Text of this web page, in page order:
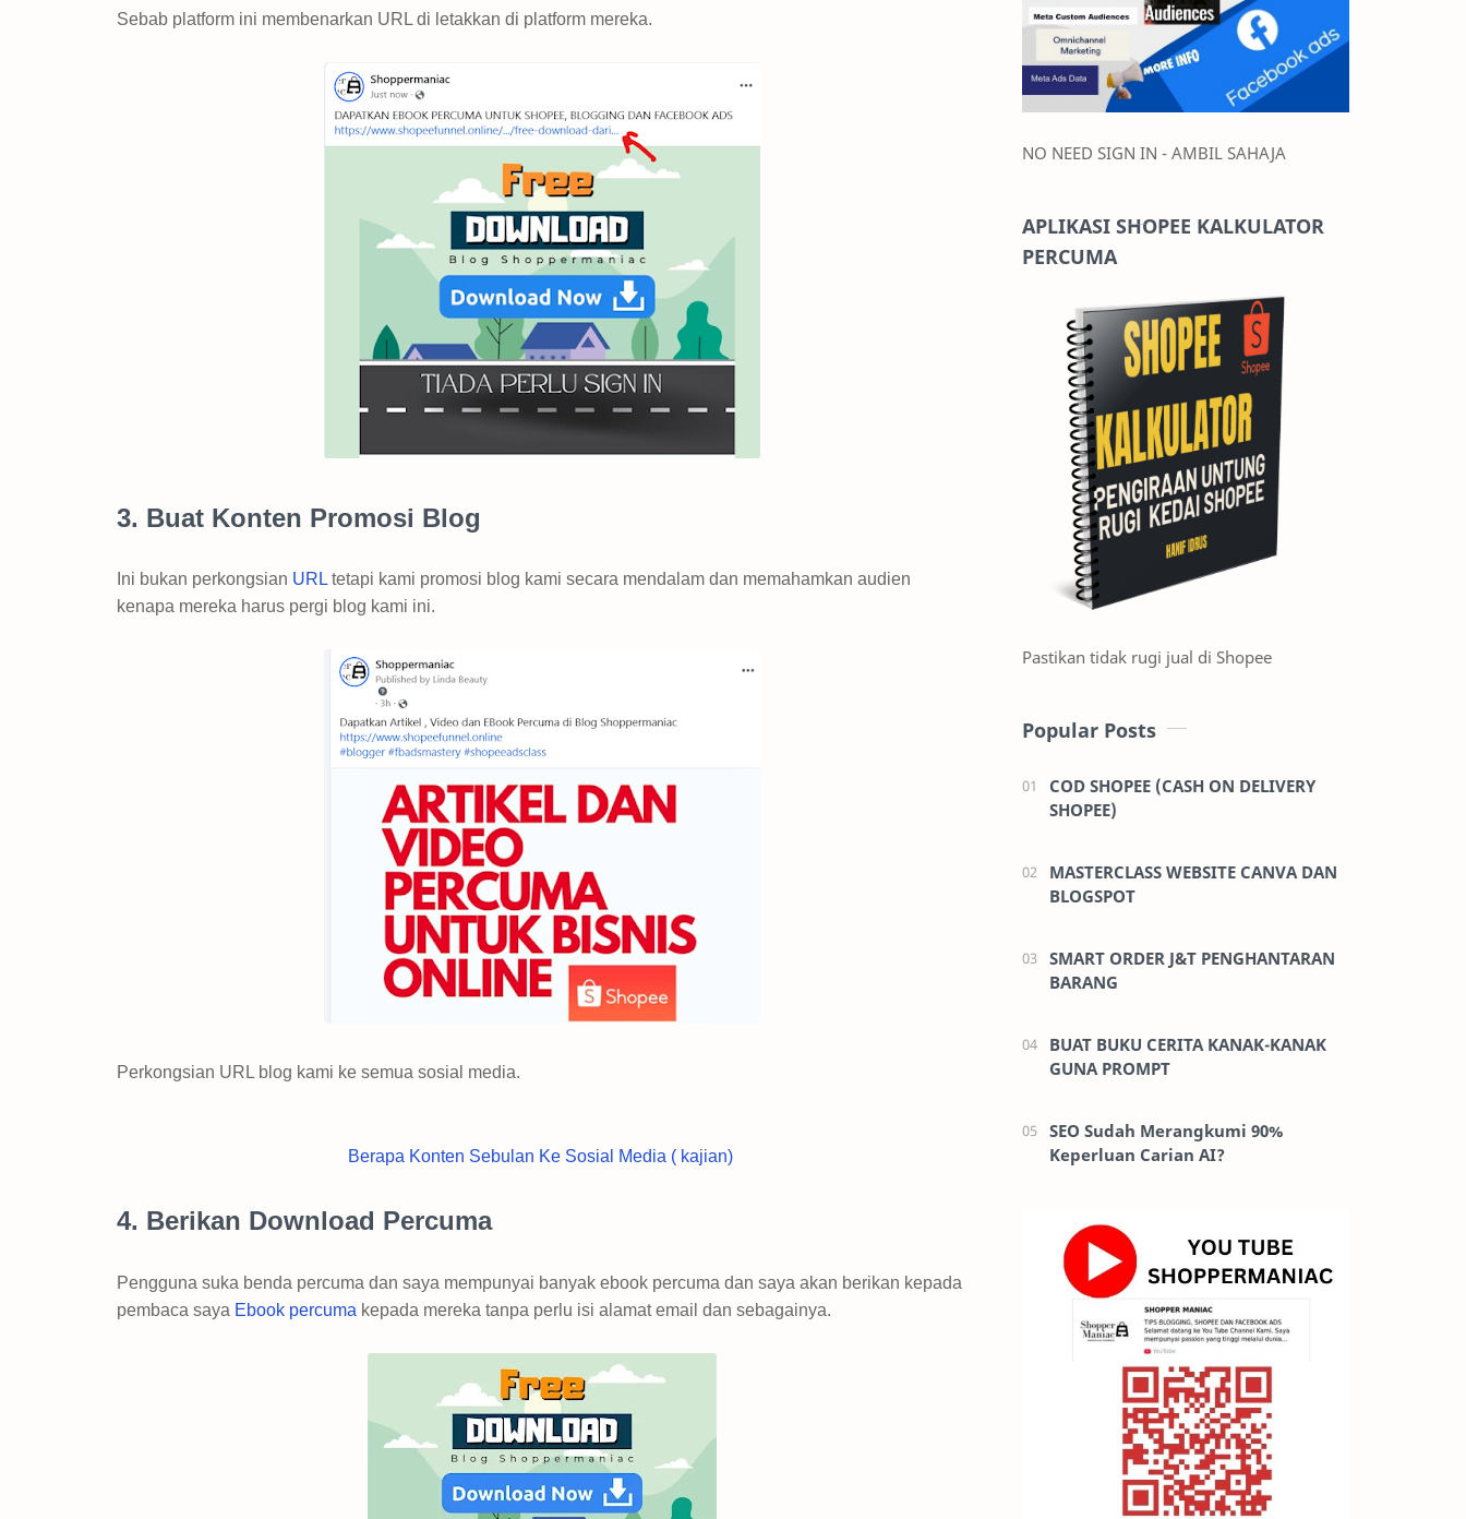
Sebab platform ini membenarkan URL di letakkan di platform mereka.
3. Buat Konten Promosi Blog
Ini bukan perkongsian URL tetapi kami promosi blog kami secara mendalam dan memahamkan audien
kenapa mereka harus pergi blog kami ini.
Perkongsian URL blog kami ke semua sosial media.
Berapa Konten Sebulan Ke Sosial Media ( kajian)
4. Berikan Download Percuma
Pengguna suka benda percuma dan saya mempunyai banyak ebook percuma dan saya akan berikan kepada
pembaca saya Ebook percuma kepada mereka tanpa perlu isi alamat email dan sebagainya.
NO NEED SIGN IN - AMBIL SAHAJA
APLIKASI SHOPEE KALKULATOR
PERCUMA
Pastikan tidak rugi jual di Shopee
Popular Posts
COD SHOPEE (CASH ON DELIVERY
SHOPEE)
MASTERCLASS WEBSITE CANVA DAN
BLOGSPOT
SMART ORDER J&T PENGHANTARAN
BARANG
BUAT BUKU CERITA KANAK-KANAK
GUNA PROMPT
SEO Sudah Merangkumi 90%
Keperluan Carian AI?